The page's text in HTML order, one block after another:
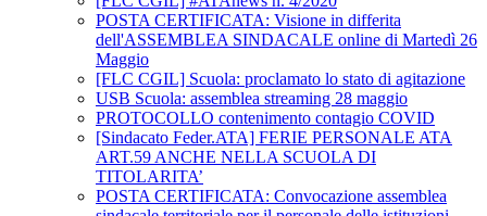
POSTA CERTIFICATA: Visione in differita
dell'ASSEMBLEA SINDACALE online di Martedì 26
Maggio
[FLC CGIL] Scuola: proclamato lo stato di agitazione
USB Scuola: assemblea streaming 28 maggio
PROTOCOLLO contenimento contagio COVID
[Sindacato Feder.ATA] FERIE PERSONALE ATA
ART.59 ANCHE NELLA SCUOLA DI
TITOLARITA’
POSTA CERTIFICATA: Convocazione assemblea